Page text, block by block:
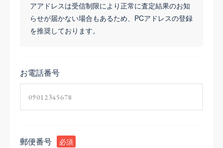
アアドレスは受信制限により正常に査定結果のお知
らせが届かない場合もあるため、PCアドレスの登録
を推奨しております。
お電話番号
郵便番号 必須